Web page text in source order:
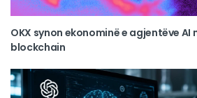
OKX synon ekonominë e agjentëve
blockchain